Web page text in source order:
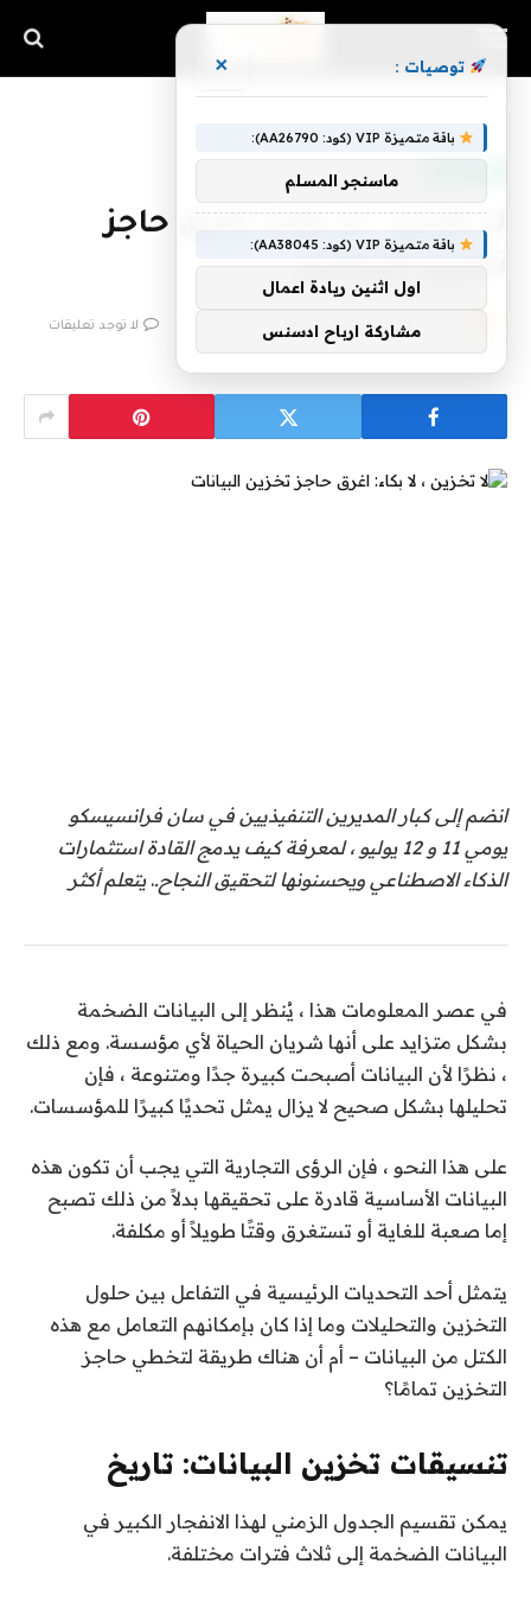
لا تخزين ، لا بكاء: اغرق حاجز
تخزين البيانات
فريق اشراق التقنية لا توجد تعليقات
6 دقائق
انضم إلى كبار المديرين التنفيذيين في سان فرانسيسكو
يومي 11 و 12 يوليو ، لمعرفة كيف يدمج القادة استثمارات
الذكاء الاصطناعي ويحسنونها لتحقيق النجاح..يتعلم أكثر
في عصر المعلومات هذا ، يُنظر إلى البيانات الضخمة
بشكل متزايد على أنها شريان الحياة لأي مؤسسة. ومع ذلك
، نظرًا لأن البيانات أصبحت كبيرة جدًا ومتنوعة ، فإن
تحليلها بشكل صحيح لا يزال يمثل تحديًا كبيرًا للمؤسسات.
على هذا النحو ، فإن الرؤى التجارية التي يجب أن تكون هذه
البيانات الأساسية قادرة على تحقيقها بدلاً من ذلك تصبح
إما صعبة للغاية أو تستغرق وقتًا طويلاً أو مكلفة.
يتمثل أحد التحديات الرئيسية في التفاعل بين حلول
التخزين والتحليلات وما إذا كان بإمكانهم التعامل مع هذه
الكتل من البيانات – أم أن هناك طريقة لتخطي حاجز
التخزين تمامًا؟
تنسيقات تخزين البيانات: تاريخ
يمكن تقسيم الجدول الزمني لهذا الانفجار الكبير في
البيانات الضخمة إلى ثلاث فترات مختلفة.
توصيات : ×
باقة متميزة VIP (كود: AA26790):
ماسنجر المسلم
باقة متميزة VIP (كود: AA38045):
اول اثنين ريادة اعمال
مشاركة ارباح ادسنس